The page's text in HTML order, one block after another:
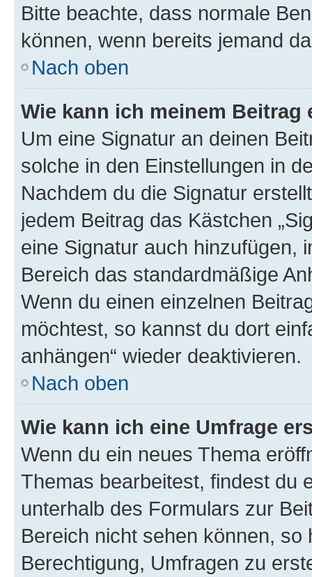
Bitte beachte, dass normale
können, wenn bereits jemand
Nach oben
Wie kann ich meinem
Um eine Signatur an deinen
solche in den Einstellungen in
Nachdem du die Signatur
jedem Beitrag das Kästchen
eine Signatur auch hinzufügen,
Bereich das standardmäßige
Wenn du einen einzelnen
möchtest, so kannst du dort
anhängen“ wieder deaktivieren.
Nach oben
Wie kann ich eine Umfrage
Wenn du ein neues Thema
Themas bearbeitest, findest du
unterhalb des Formulars zur
Bereich nicht sehen können,
Berechtigung, Umfragen zu